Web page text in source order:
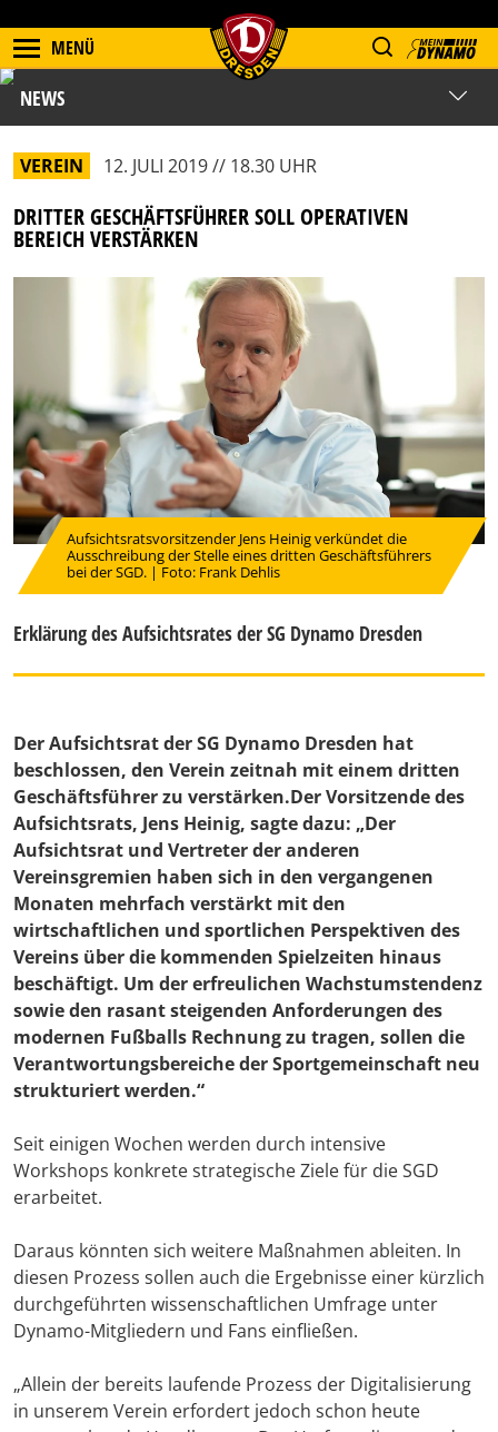
MENÜ
NEWS
VEREIN 12. JULI 2019 // 18.30 UHR
DRITTER GESCHÄFTSFÜHRER SOLL OPERATIVEN
BEREICH VERSTÄRKEN
Aufsichtsratsvorsitzender Jens Heinig verkündet die
Ausschreibung der Stelle eines dritten Geschäftsführers
bei der SGD. | Foto: Frank Dehlis
Erklärung des Aufsichtsrates der SG Dynamo Dresden
Der Aufsichtsrat der SG Dynamo Dresden hat
beschlossen, den Verein zeitnah mit einem dritten
Geschäftsführer zu verstärken.Der Vorsitzende des
Aufsichtsrats, Jens Heinig, sagte dazu: „Der
Aufsichtsrat und Vertreter der anderen
Vereinsgremien haben sich in den vergangenen
Monaten mehrfach verstärkt mit den
wirtschaftlichen und sportlichen Perspektiven des
Vereins über die kommenden Spielzeiten hinaus
beschäftigt. Um der erfreulichen Wachstumstendenz
sowie den rasant steigenden Anforderungen des
modernen Fußballs Rechnung zu tragen, sollen die
Verantwortungsbereiche der Sportgemeinschaft neu
strukturiert werden.“
Seit einigen Wochen werden durch intensive
Workshops konkrete strategische Ziele für die SGD
erarbeitet.
Daraus könnten sich weitere Maßnahmen ableiten. In
diesen Prozess sollen auch die Ergebnisse einer kürzlich
durchgeführten wissenschaftlichen Umfrage unter
Dynamo-Mitgliedern und Fans einfließen.
„Allein der bereits laufende Prozess der Digitalisierung
in unserem Verein erfordert jedoch schon heute